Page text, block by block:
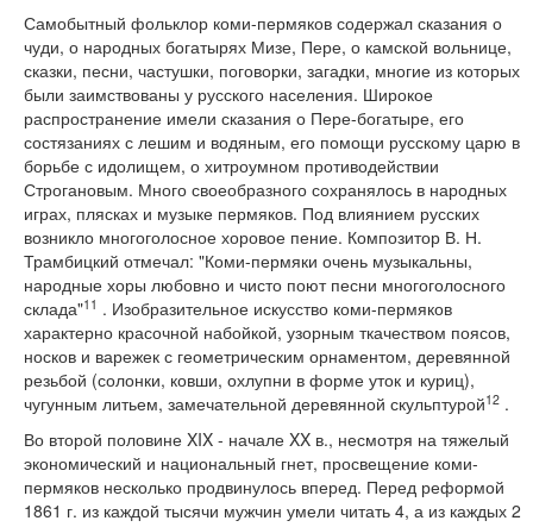
Самобытный фольклор коми-пермяков содержал сказания о
чуди, о народных богатырях Мизе, Пере, о камской вольнице,
сказки, песни, частушки, поговорки, загадки, многие из которых
были заимствованы у русского населения. Широкое
распространение имели сказания о Пере-богатыре, его
состязаниях с лешим и водяным, его помощи русскому царю в
борьбе с идолищем, о хитроумном противодействии
Строгановым. Много своеобразного сохранялось в народных
играх, плясках и музыке пермяков. Под влиянием русских
возникло многоголосное хоровое пение. Композитор В. Н.
Трамбицкий отмечал: "Коми-пермяки очень музыкальны,
народные хоры любовно и чисто поют песни многоголосного
склада"11 . Изобразительное искусство коми-пермяков
характерно красочной набойкой, узорным ткачеством поясов,
носков и варежек с геометрическим орнаментом, деревянной
резьбой (солонки, ковши, охлупни в форме уток и куриц),
чугунным литьем, замечательной деревянной скульптурой12 .
Во второй половине XIX - начале XX в., несмотря на тяжелый
экономический и национальный гнет, просвещение коми-
пермяков несколько продвинулось вперед. Перед реформой
1861 г. из каждой тысячи мужчин умели читать 4, а из каждых 2